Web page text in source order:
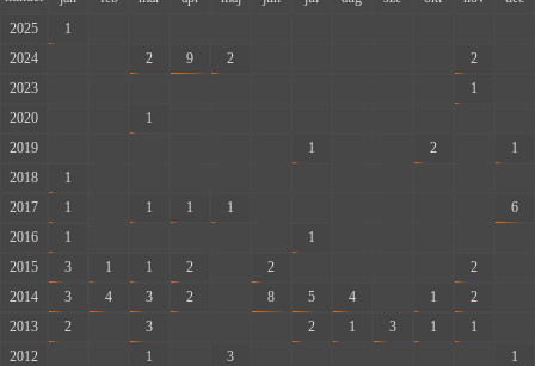
2025
1
2024
2 9 2 2
2023
1
2020
1
2019
1 2
1
2018
1
2017
1 1 1 1
6
2016
1 1
2015
3 1 1 2 2 2
2014
3 4 3 2 8 5 4 1 2
2013
2 3 2 1 3 1 1
2012
1 3
1